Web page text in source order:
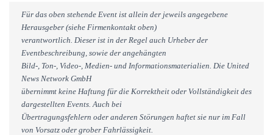
Für das oben stehende Event ist allein der jeweils angegebene
Herausgeber (siehe Firmenkontakt oben)
verantwortlich. Dieser ist in der Regel auch Urheber der
Eventbeschreibung, sowie der angehängten
Bild-, Ton-, Video-, Medien- und Informationsmaterialien. Die United
News Network GmbH
übernimmt keine Haftung für die Korrektheit oder Vollständigkeit des
dargestellten Events. Auch bei
Übertragungsfehlern oder anderen Störungen haftet sie nur im Fall
von Vorsatz oder grober Fahrlässigkeit.